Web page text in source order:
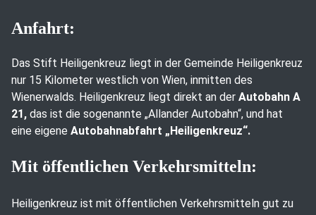
Anfahrt:
Das Stift Heiligenkreuz liegt in der Gemeinde Heiligenkreuz
nur 15 Kilometer westlich von Wien, inmitten des
Wienerwalds. Heiligenkreuz liegt direkt an der Autobahn A
21, das ist die sogenannte „Allander Autobahn“, und hat
eine eigene Autobahnabfahrt „Heiligenkreuz“.
Mit öffentlichen Verkehrsmitteln:
Heiligenkreuz ist mit öffentlichen Verkehrsmitteln gut zu